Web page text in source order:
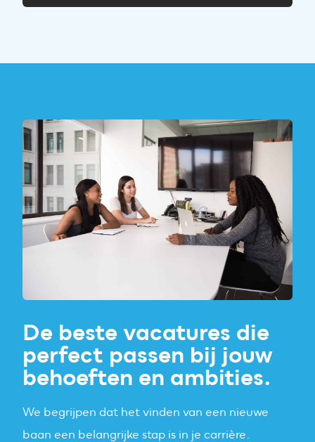
De beste vacatures die
perfect passen bij jouw
behoeften en ambities.
We begrijpen dat het vinden van een nieuwe
baan een belangrijke stap is in je carrière.